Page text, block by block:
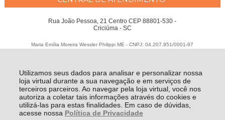
Utilizamos seus dados para analisar e personalizar nossa
loja virtual durante a sua navegação e em serviços de
terceiros parceiros. Ao navegar pela loja virtual, você nos
autoriza a coletar tais informações através do cookies e
utilizá-las para estas finalidades. Em caso de dúvidas,
acesse nossa Política de Privacidade
Rua João Pessoa, 21 Centro CEP 88801-530 -
Criciúma - SC
Maria Emília Moreira Wessler Philippi ME - CNPJ: 04.207.951/0001-97